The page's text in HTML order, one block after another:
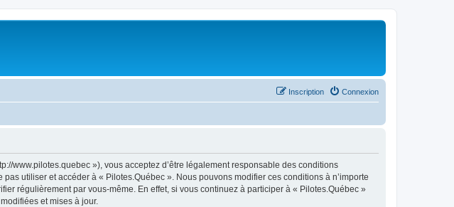
Connexion
Inscription
www.pilotes.quebec »), vous acceptez d’être légalement responsable des conditions
utiliser et accéder à « Pilotes.Québec ». Nous pouvons modifier ces conditions à n’importe
régulièrement par vous-même. En effet, si vous continuez à participer à « Pilotes.Québec »
et mises à jour.